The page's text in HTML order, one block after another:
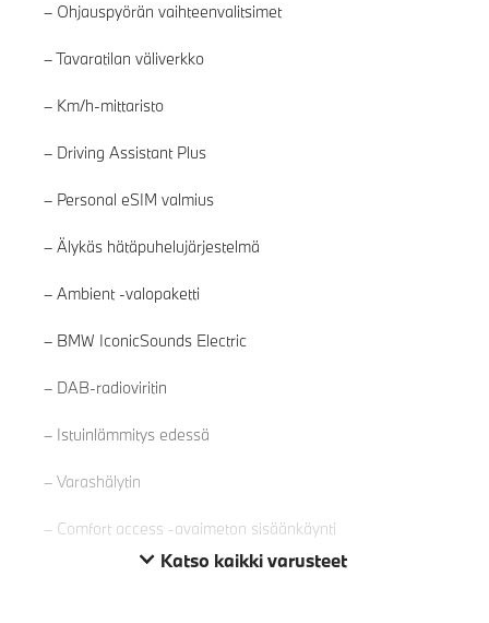
Ohjauspyörän vaihteenvalitsimet
Tavaratilan väliverkko
Km/h-mittaristo
Driving Assistant Plus
Personal eSIM valmius
Älykäs hätäpuhelujärjestelmä
Ambient -valopaketti
BMW IconicSounds Electric
DAB-radioviritin
Istuinlämmitys edessä
Varashälytin
Comfort access -avaimeton sisäänkäynti
Katso kaikki varusteet